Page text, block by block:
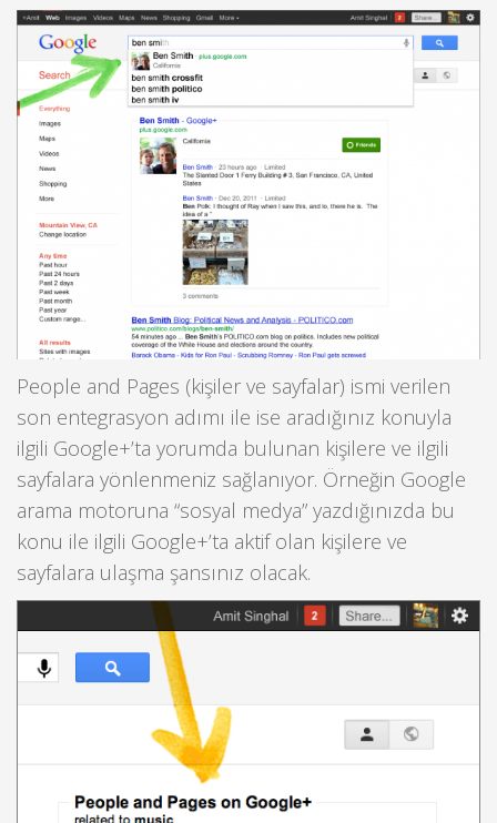
People and Pages (kişiler ve sayfalar) ismi verilen
son entegrasyon adımı ile ise aradığınız konuyla
ilgili Google+’ta yorumda bulunan kişilere ve ilgili
sayfalara yönlenmeniz sağlanıyor. Örneğin Google
arama motoruna “sosyal medya” yazdığınızda bu
konu ile ilgili Google+’ta aktif olan kişilere ve
sayfalara ulaşma şansınız olacak.